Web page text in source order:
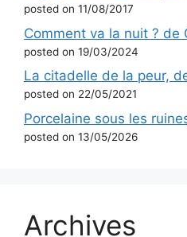
posted on 11/08/2017
Comment va la nuit ? de
posted on 19/03/2024
La citadelle de la peur,
posted on 22/05/2021
Porcelaine sous les
posted on 13/05/2026
Archives